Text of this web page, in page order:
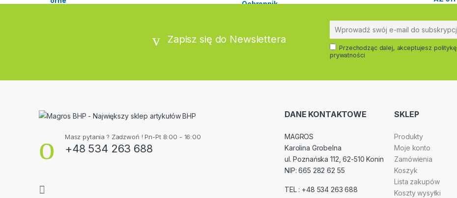
Zapisz się do Newslettera
Przechodząc dalej, akceptujesz politykę
prywatności
Masz pytania ? Zadzwoń ! Pn-Pt 8:00 - 16:00
+48 534 263 688
DANE KONTAKTOWE
MAGROS
Karolina Grobelna
ul. Poznańska 112, 62-510 Konin
NIP: 665 282 62 55
TEL : +48 534 263 688
SKLEP
Produkty
Moje konto
Zamówienia
Koszyk
Lista zakupów
Koszty wysyłki